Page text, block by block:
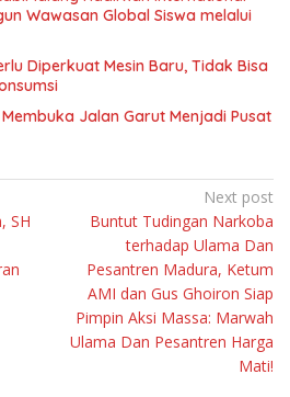
Wawasan Global Siswa melalui
Diperkuat Mesin Baru, Tidak Bisa
Membuka Jalan Garut Menjadi Pusat
SH
Next post
Buntut Tudingan Narkoba
terhadap Ulama Dan
Pesantren Madura, Ketum
AMI dan Gus Ghoiron Siap
Pimpin Aksi Massa: Marwah
Ulama Dan Pesantren Harga
Mati!